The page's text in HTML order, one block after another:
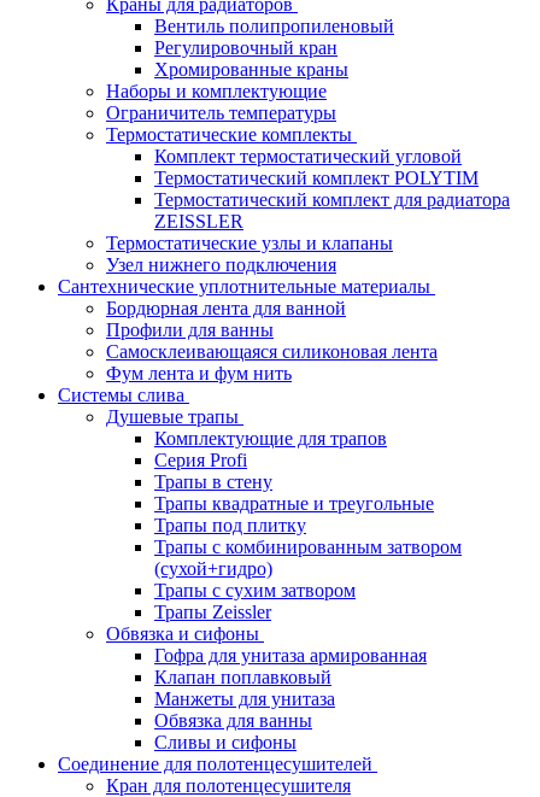
Краны для радиаторов
Вентиль полипропиленовый
Регулировочный кран
Хромированные краны
Наборы и комплектующие
Ограничитель температуры
Термостатические комплекты
Комплект термостатический угловой
Термостатический комплект POLYTIM
Термостатический комплект для радиатора
ZEISSLER
Термостатические узлы и клапаны
Узел нижнего подключения
Сантехнические уплотнительные материалы
Бордюрная лента для ванной
Профили для ванны
Самосклеивающаяся силиконовая лента
Фум лента и фум нить
Системы слива
Душевые трапы
Комплектующие для трапов
Серия Profi
Трапы в стену
Трапы квадратные и треугольные
Трапы под плитку
Трапы с комбинированным затвором
(сухой+гидро)
Трапы с сухим затвором
Трапы Zeissler
Обвязка и сифоны
Гофра для унитаза армированная
Клапан поплавковый
Манжеты для унитаза
Обвязка для ванны
Сливы и сифоны
Соединение для полотенцесушителей
Кран для полотенцесушителя